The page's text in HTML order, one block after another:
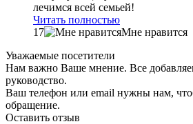
клиники
лечимся всей семьей!
Читать полностью
17
Мне нравится
Уважаемые посетители
Нам важно Ваше мнение. Все
руководство.
Ваш телефон или email нужны нам,
обращение.
Оставить отзыв